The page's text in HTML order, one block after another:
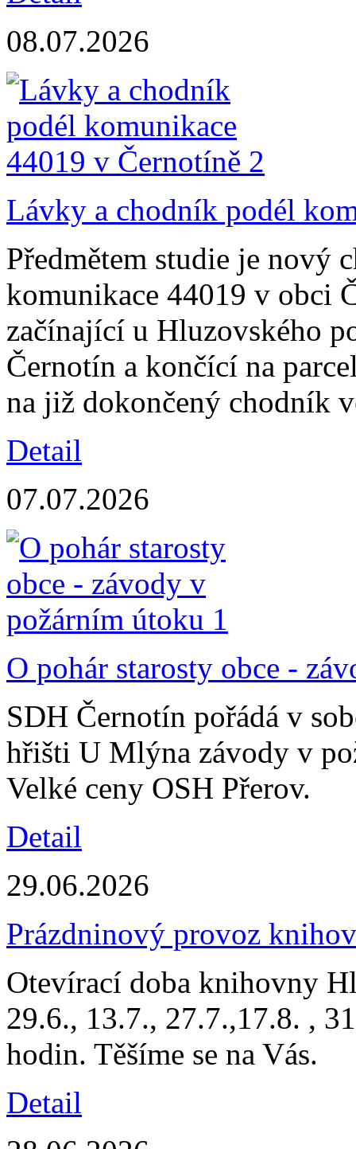
08.07.2026
Lávky a chodník podél
Předmětem studie je nový
komunikace 44019 v obci
začínající u Hluzovského
Černotín a končící na
na již dokončený chodník
Detail
07.07.2026
O pohár starosty obce -
SDH Černotín pořádá v
hřišti U Mlýna závody v
Velké ceny OSH Přerov.
Detail
29.06.2026
Prázdninový provoz
Otevírací doba knihovny
29.6., 13.7., 27.7.,17.8. ,
hodin. Těšíme se na Vás.
Detail